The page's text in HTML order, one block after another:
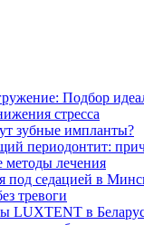
Подбор
стресса
зубные импланты?
периодонтит:
методы лечения
под седацией в
тревоги
LUXTENT в